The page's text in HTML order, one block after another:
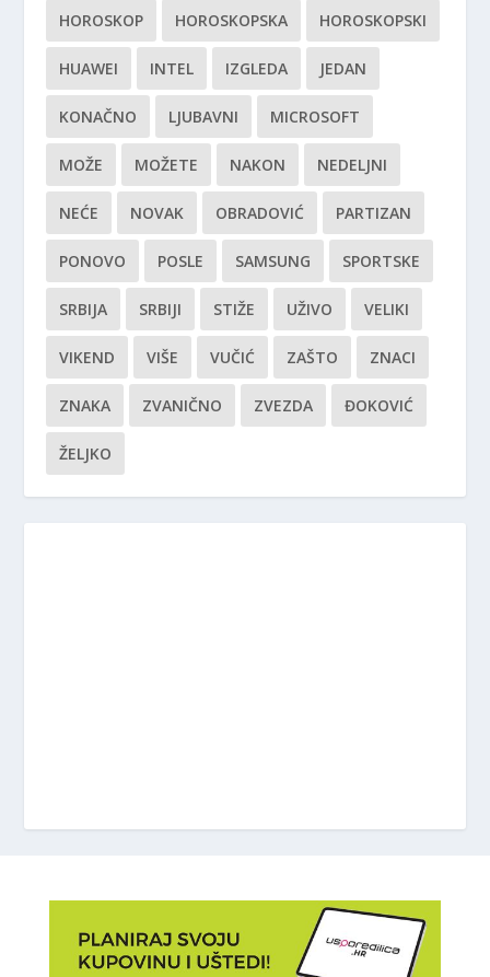
HOROSKOP HOROSKOPSKA HOROSKOPSKI
HUAWEI INTEL IZGLEDA JEDAN
KONAČNO LJUBAVNI MICROSOFT
MOŽE MOŽETE NAKON NEDELJNI
NEĆE NOVAK OBRADOVIĆ PARTIZAN
PONOVO POSLE SAMSUNG SPORTSKE
SRBIJA SRBIJI STIŽE UŽIVO VELIKI
VIKEND VIŠE VUČIĆ ZAŠTO ZNACI
ZNAKA ZVANIČNO ZVEZDA ĐOKOVIĆ
ŽELJKO